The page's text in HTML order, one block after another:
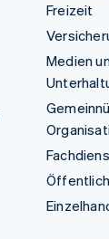
Freizeit
Medien